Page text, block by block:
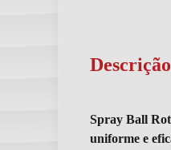
Spray Ball
uniforme e